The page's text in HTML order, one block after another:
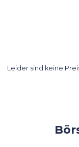
Leider sind keine